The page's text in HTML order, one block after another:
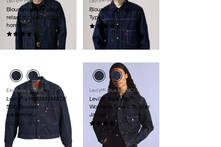
Blouson camionneur
relax Levi’sMD pour
homme
(60)
118,00 $
Blouson camionneur
Type I
138,00 $
Exclusive à l’Appli
Levi's® x HUMAN MADE
506 Blouson
camionneur
(0)
585,00 $
Levi'sᴹᴰ Blue Tab(MC)
Levi’s® Blue Tab™
Women’s Type II Trucker
Jacket
(9)
288,00 $